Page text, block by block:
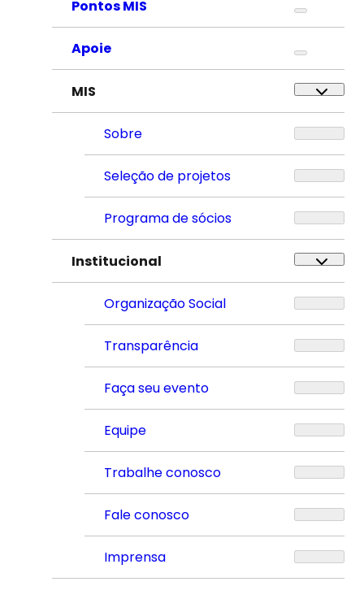
Pontos MIS
Apoie
MIS
Sobre
Seleção de projetos
Programa de sócios
Institucional
Organização Social
Transparência
Faça seu evento
Equipe
Trabalhe conosco
Fale conosco
Imprensa